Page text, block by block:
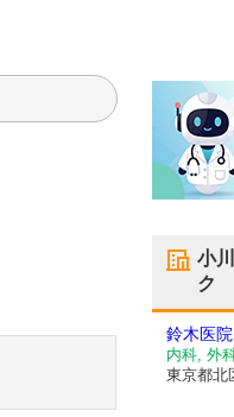
小
ク
鈴木医院
内科, 外
東京都北